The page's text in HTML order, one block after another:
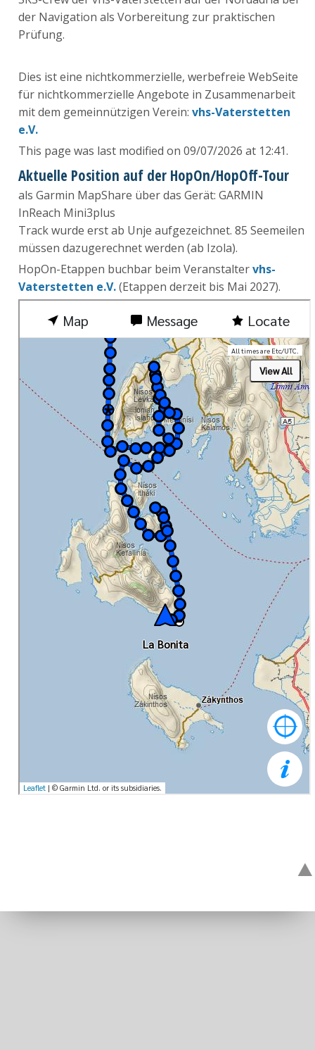
der Navigation als Vorbereitung zur praktischen
Prüfung.
Dies ist eine nichtkommerzielle, werbefreie WebSeite
für nichtkommerzielle Angebote in Zusammenarbeit
mit dem gemeinnützigen Verein:vhs-Vaterstetten
e.V.
This page was last modified on 09/07/2026 at 12:41.
Aktuelle Position auf der HopOn/HopOff-Tour
als Garmin MapShare über das Gerät: GARMIN
InReach Mini3plus
Track wurde erst ab Unje aufgezeichnet. 85 Seemeilen
müssen dazugerechnet werden (ab Izola).
HopOn-Etappen buchbar beim Veranstaltervhs-
Vaterstetten e.V.(Etappen derzeit bis Mai 2027).